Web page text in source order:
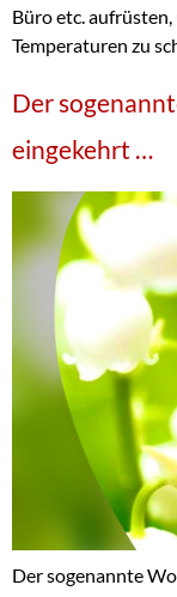
Büro etc.
Temperaturen zu
Der
eingekehrt …
Der sogenannte